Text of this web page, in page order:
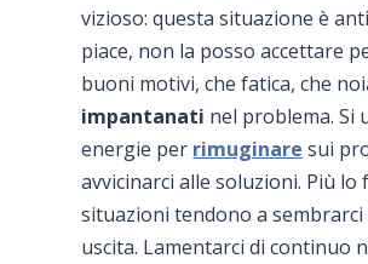
vizioso: questa situazione è
piace, non la posso accettare
buoni motivi, che fatica, che
impantanati nel problema. Si
energie per rimuginare sui
avvicinarci alle soluzioni. Più lo
situazioni tendono a sembrarci
uscita. Lamentarci di continuo